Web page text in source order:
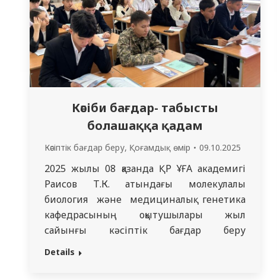
Кәсіби бағдар- табысты
болашаққа қадам
Кәсіптік бағдар беру, Қоғамдық өмір 09.10.2025
2025 жылы 08 қазанда ҚР ҰҒА академигі
Раисов Т.К. атындағы молекулалық
биология және медициналық генетика
кафедрасының оқытушылары жыл
сайынғы кәсіптік бағдар беру
жұмысының жоспарына сәйкес Семей
Details